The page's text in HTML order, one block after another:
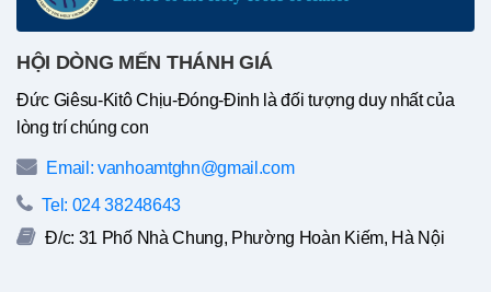
HỘI DÒNG MẾN THÁNH GIÁ
Đức Giêsu-Kitô Chịu-Đóng-Đinh là đối tượng duy nhất của
lòng trí chúng con
Email: vanhoamtghn@gmail.com
Tel: 024 38248643
Đ/c: 31 Phố Nhà Chung, Phường Hoàn Kiếm, Hà Nội